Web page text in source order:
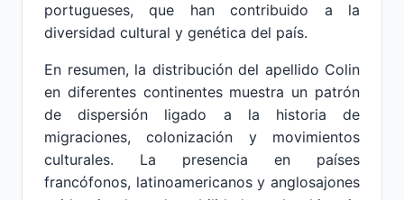
portugueses, que han contribuido a la
diversidad cultural y genética del país.
En resumen, la distribución del apellido Colin
en diferentes continentes muestra un patrón
de dispersión ligado a la historia de
migraciones, colonización y movimientos
culturales. La presencia en países
francófonos, latinoamericanos y anglosajones